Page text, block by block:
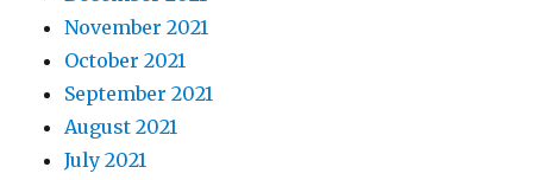
November 2021
October 2021
September 2021
August 2021
July 2021